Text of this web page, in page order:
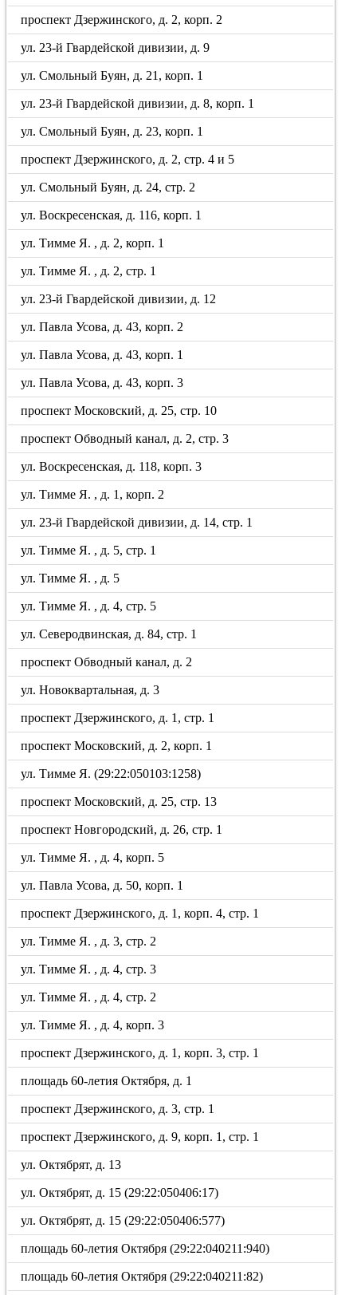
проспект Дзержинского, д. 2, корп. 2
ул. 23-й Гвардейской дивизии, д. 9
ул. Смольный Буян, д. 21, корп. 1
ул. 23-й Гвардейской дивизии, д. 8, корп. 1
ул. Смольный Буян, д. 23, корп. 1
проспект Дзержинского, д. 2, стр. 4 и 5
ул. Смольный Буян, д. 24, стр. 2
ул. Воскресенская, д. 116, корп. 1
ул. Тимме Я. , д. 2, корп. 1
ул. Тимме Я. , д. 2, стр. 1
ул. 23-й Гвардейской дивизии, д. 12
ул. Павла Усова, д. 43, корп. 2
ул. Павла Усова, д. 43, корп. 1
ул. Павла Усова, д. 43, корп. 3
проспект Московский, д. 25, стр. 10
проспект Обводный канал, д. 2, стр. 3
ул. Воскресенская, д. 118, корп. 3
ул. Тимме Я. , д. 1, корп. 2
ул. 23-й Гвардейской дивизии, д. 14, стр. 1
ул. Тимме Я. , д. 5, стр. 1
ул. Тимме Я. , д. 5
ул. Тимме Я. , д. 4, стр. 5
ул. Северодвинская, д. 84, стр. 1
проспект Обводный канал, д. 2
ул. Новоквартальная, д. 3
проспект Дзержинского, д. 1, стр. 1
проспект Московский, д. 2, корп. 1
ул. Тимме Я. (29:22:050103:1258)
проспект Московский, д. 25, стр. 13
проспект Новгородский, д. 26, стр. 1
ул. Тимме Я. , д. 4, корп. 5
ул. Павла Усова, д. 50, корп. 1
проспект Дзержинского, д. 1, корп. 4, стр. 1
ул. Тимме Я. , д. 3, стр. 2
ул. Тимме Я. , д. 4, стр. 3
ул. Тимме Я. , д. 4, стр. 2
ул. Тимме Я. , д. 4, корп. 3
проспект Дзержинского, д. 1, корп. 3, стр. 1
площадь 60-летия Октября, д. 1
проспект Дзержинского, д. 3, стр. 1
проспект Дзержинского, д. 9, корп. 1, стр. 1
ул. Октябрят, д. 13
ул. Октябрят, д. 15 (29:22:050406:17)
ул. Октябрят, д. 15 (29:22:050406:577)
площадь 60-летия Октября (29:22:040211:940)
площадь 60-летия Октября (29:22:040211:82)